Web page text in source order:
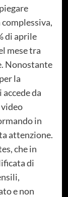
complessiva,
di aprile
mese tra
Nonostante
la
da
in
attenzione.
che in
di
e non